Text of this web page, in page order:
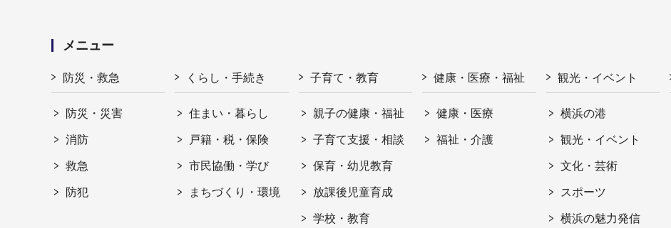
メニュー
防災・救急
防災・災害
消防
救急
防犯
くらし・手続き
住まい・暮らし
戸籍・税・保険
市民協働・学び
まちづくり・環境
子育て・教育
親子の健康・福祉
子育て支援・相談
保育・幼児教育
放課後児童育成
学校・教育
健康・医療・福祉
健康・医療
福祉・介護
観光・イベント
横浜の港
観光・イベント
文化・芸術
スポーツ
横浜の魅力発信